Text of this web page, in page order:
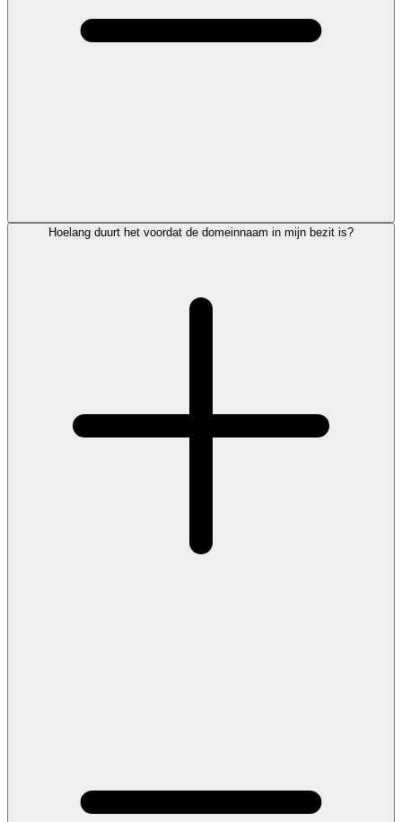
Hoelang duurt het voordat de domeinnaam in mijn bezit is?